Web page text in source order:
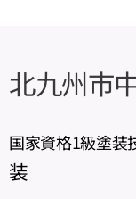
北九州市
国家資格1級塗装
装